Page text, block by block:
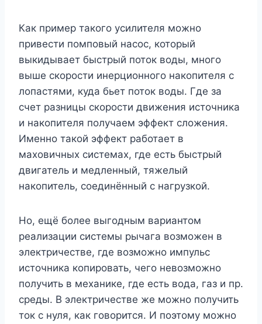
Как пример такого усилителя можно
привести помповый насос, который
выкидывает быстрый поток воды, много
выше скорости инерционного накопителя с
лопастями, куда бьет поток воды. Где за
счет разницы скорости движения источника
и накопителя получаем эффект сложения.
Именно такой эффект работает в
маховичных системах, где есть быстрый
двигатель и медленный, тяжелый
накопитель, соединённый с нагрузкой.
Но, ещё более выгодным вариантом
реализации системы рычага возможен в
электричестве, где возможно импульс
источника копировать, чего невозможно
получить в механике, где есть вода, газ и пр.
среды. В электричестве же можно получить
ток с нуля, как говорится. И поэтому можно